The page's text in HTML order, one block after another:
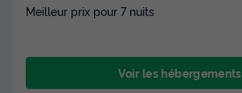
Meilleur prix pour 7 nuits
Voir les hébergements